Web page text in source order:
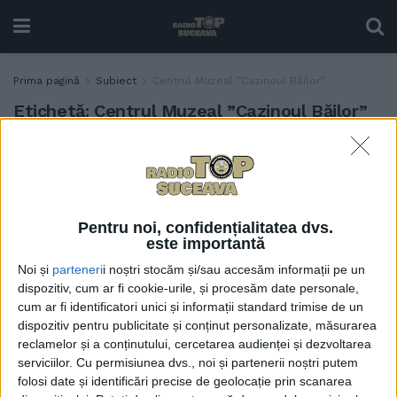
Pentru noi, confidențialitatea dvs.
este importantă
Noi și partenerii noștri stocăm și/sau accesăm informații pe un
dispozitiv, cum ar fi cookie-urile, și procesăm date personale,
cum ar fi identificatori unici și informații standard trimise de un
dispozitiv pentru publicitate și conținut personalizate, măsurarea
reclamelor și a conținutului, cercetarea audienței și dezvoltarea
serviciilor. Cu permisiunea dvs., noi și partenerii noștri putem
folosi date și identificări precise de geolocație prin scanarea
Prima pagină Subiect Centrul Muzeal ”Cazinoul Băilor”
Etichetă: Centrul Muzeal ”Cazinoul Băilor”
”Viteazul de carton” Emil
Ursu a lămurit lucrurile. Cu
eleganță. Colaborarea
Bucovinei continuă
8 DECEMBRIE, 2023
ACTUALITATE
Pe 28 noiembrie, începînd
cu ora 12.00, la Vatra Dornei
este anunțată o ploaie
abundentă de distincții, cu
ocazia împlinirii a 105 ani
de la unirea Bucovinei cu